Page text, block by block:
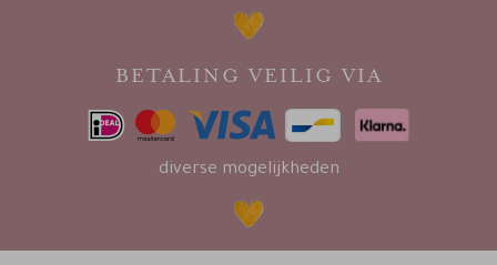
BETALING VEILIG VIA
diverse mogelijkheden